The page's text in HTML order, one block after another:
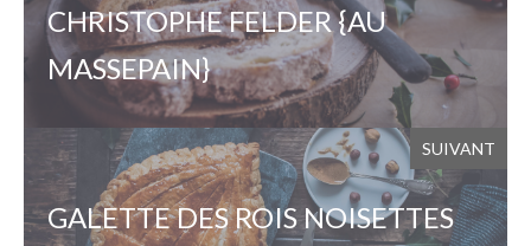
CHRISTOPHE FELDER {AU
MASSEPAIN}
SUIVANT
GALETTE DES ROIS NOISETTES